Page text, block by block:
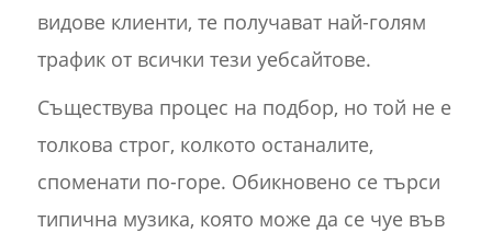
видове клиенти, те получават най-голям
трафик от всички тези уебсайтове.
Съществува процес на подбор, но той не е
толкова строг, колкото останалите,
споменати по-горе. Обикновено се търси
типична музика, която може да се чуе във